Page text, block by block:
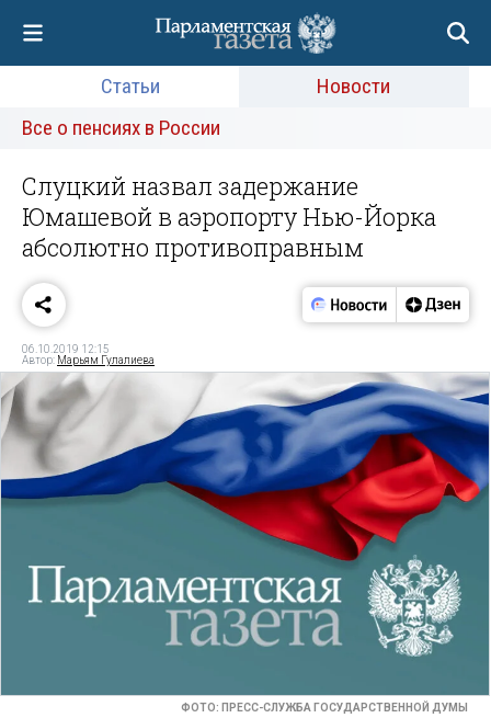
Статьи
Новости
Все о пенсиях в России
Слуцкий назвал задержание
Юмашевой в аэропорту Нью-Йорка
абсолютно противоправным
06.10.2019 12:15
Автор: Марьям Гулалиева
ФОТО: ПРЕСС-СЛУЖБА ГОСУДАРСТВЕННОЙ ДУМЫ